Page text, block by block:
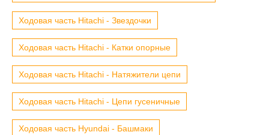
Ходовая часть Hitachi - Звездочки
Ходовая часть Hitachi - Катки опорные
Ходовая часть Hitachi - Натяжители цепи
Ходовая часть Hitachi - Цепи гусеничные
Ходовая часть Hyundai - Башмаки